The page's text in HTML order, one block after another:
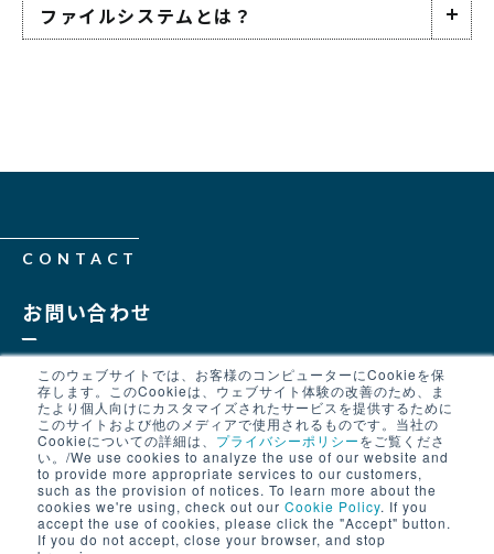
このウェブサイトでは、お客様のコンピューターにCookieを保
存します。このCookieは、ウェブサイト体験の改善のため、ま
たより個人向けにカスタマイズされたサービスを提供するために
このサイトおよび他のメディアで使用されるものです。当社の
Cookieについての詳細は、 プライバシーポリシーをご覧くださ
い。/We use cookies to analyze the use of our website and
to provide more appropriate services to our customers,
such as the provision of notices. To learn more about the
cookies we're using, check out our Cookie Policy. If you
accept the use of cookies, please click the "Accept" button.
If you do not accept, close your browser, and stop
ファイルシステムとは？
CONTACT
お問い合わせ
詳細の問い合わせご希望の方は下
記のボタンよりお問い合わせくだ
さい。
お問い合わせ